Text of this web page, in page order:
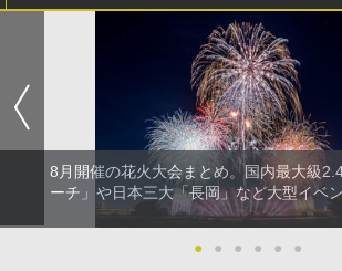
8月開催の花火大会まとめ。国内最大級
ーチ」や日本三大「長岡」など大型イベ
● ● ● ● ● ●